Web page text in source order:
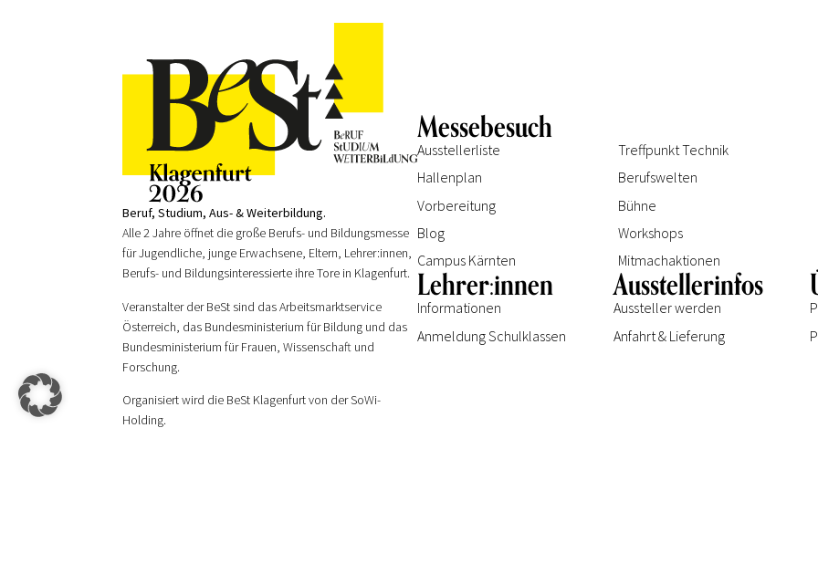
Beruf, Studium, Aus- & Weiterbildung.
Alle 2 Jahre öffnet die große Berufs- und Bildungsmesse
für Jugendliche, junge Erwachsene, Eltern, Lehrer:innen,
Berufs- und Bildungsinteressierte ihre Tore in Klagenfurt.
Veranstalter der BeSt sind das Arbeitsmarktservice
Österreich, das Bundesministerium für Bildung und das
Bundesministerium für Frauen, Wissenschaft und
Forschung.
Organisiert wird die BeSt Klagenfurt von der SoWi-
Holding.
Messebesuch
Ausstellerliste
Hallenplan
Vorbereitung
Blog
Campus Kärnten
Treffpunkt Technik
Berufswelten
Bühne
Workshops
Mitmachaktionen
Lehrer:innen
Informationen
Anmeldung Schulklassen
Ausstellerinfos
Aussteller werden
Anfahrt & Lieferung